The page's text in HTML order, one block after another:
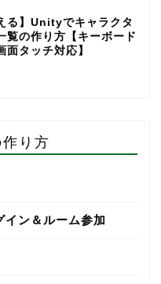
る】Unityでキャラクタ
覧の作り方【キーボード
面タッチ対応】
り方
ン＆ルーム参加